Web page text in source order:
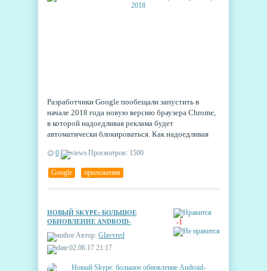
Разработчики Google пообещали запустить в
начале 2018 года новую версию браузера Chrome,
в которой надоедливая реклама будет
автоматически блокироваться. Как надоедливая
признаки, описанные Коалицией за лучшую
рекламу — это целое объединение разных
компаний, ратующих за качественный рекламный
контент и удобство пользователя.
0 Просмотров: 1500
Google приложения
-1
НОВЫЙ SKYPE: БОЛЬШОЕ
ОБНОВЛЕНИЕ ANDROID-
Автор: Glavvred
02.06.17 21:17